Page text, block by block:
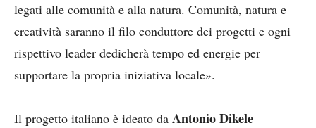
legati alle comunità e alla natura. Comunità, natura e
creatività saranno il filo conduttore dei progetti e ogni
rispettivo leader dedicherà tempo ed energie per
supportare la propria iniziativa locale».
Il progetto italiano è ideato da Antonio Dikele